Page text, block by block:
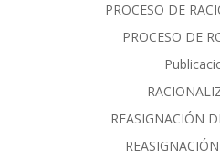
PROCESO DE
PROCESO DE
REASIGNACIÓN